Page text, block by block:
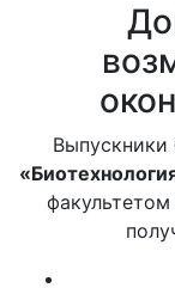
Выпускники